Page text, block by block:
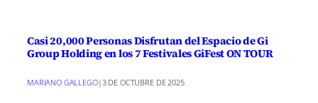
Casi 20,000 Personas Disfrutan del Espacio de Gi
Group Holding en los 7 Festivales GiFest ON TOUR
MARIANO GALLEGO|3 DE OCTUBRE DE 2025